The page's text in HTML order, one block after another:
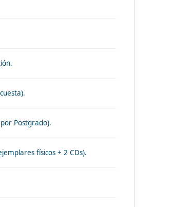
Postgrado).
físicos + 2 CDs).